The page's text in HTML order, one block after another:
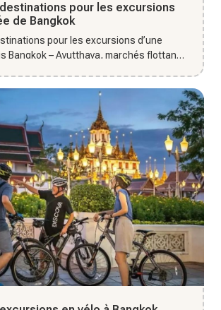
pour les excursions
de Bangkok
pour les excursions d’une
Bangkok – Ayutthaya, marchés flottants